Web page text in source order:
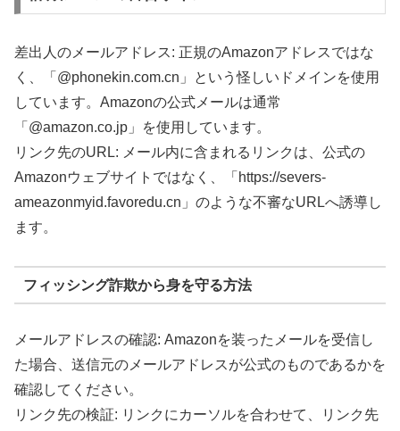
差出人のメールアドレス: 正規のAmazonアドレスではな
く、「@phonekin.com.cn」という怪しいドメインを使用
しています。Amazonの公式メールは通常
「@amazon.co.jp」を使用しています。
リンク先のURL: メール内に含まれるリンクは、公式の
Amazonウェブサイトではなく、「https://severs-
ameazonmyid.favoredu.cn」のような不審なURLへ誘導し
ます。
フィッシング詐欺から身を守る方法
メールアドレスの確認: Amazonを装ったメールを受信し
た場合、送信元のメールアドレスが公式のものであるかを
確認してください。
リンク先の検証: リンクにカーソルを合わせて、リンク先